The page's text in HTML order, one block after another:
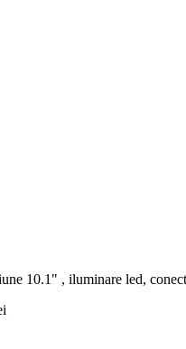
10.1" , iluminare led,